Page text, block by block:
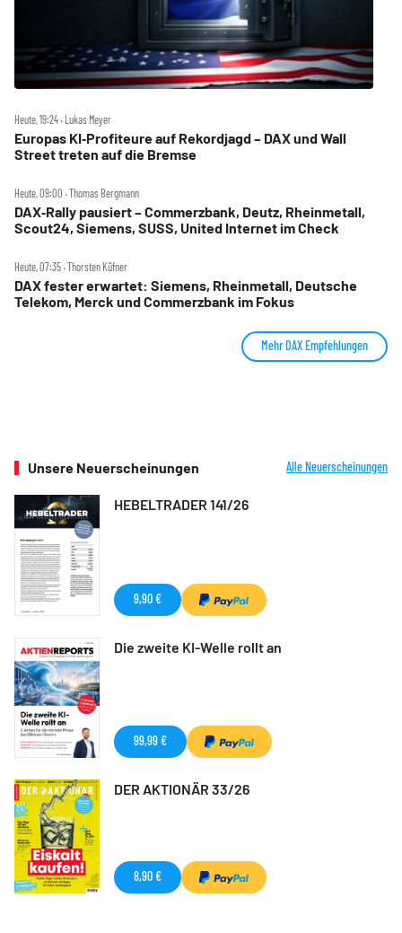
Heute, 19:24 ‧ Lukas Meyer
Europas KI‑Profiteure auf Rekordjagd – DAX und Wall
Street treten auf die Bremse
Heute, 09:00 ‧ Thomas Bergmann
DAX‑Rally pausiert – Commerzbank, Deutz, Rheinmetall,
Scout24, Siemens, SUSS, United Internet im Check
Heute, 07:35 ‧ Thorsten Küfner
DAX fester erwartet: Siemens, Rheinmetall, Deutsche
Telekom, Merck und Commerzbank im Fokus
Mehr DAX Empfehlungen
Unsere Neuerscheinungen Alle Neuerscheinungen
HEBELTRADER 141/26
9,90 €
Die zweite KI-Welle rollt an
99,99 €
DER AKTIONÄR 33/26
8,90 €